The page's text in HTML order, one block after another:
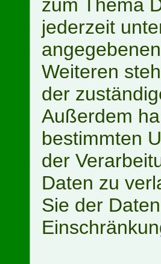
zum Thema
jederzeit
Weiteren
der
Außerdem
bestimmten
der
Daten zu
Sie der